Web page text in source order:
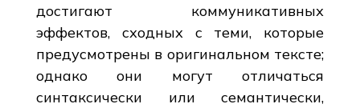
достигают коммуникативных
эффектов, сходных с теми, которые
предусмотрены в оригинальном тексте;
однако они могут отличаться
синтаксически или семантически,